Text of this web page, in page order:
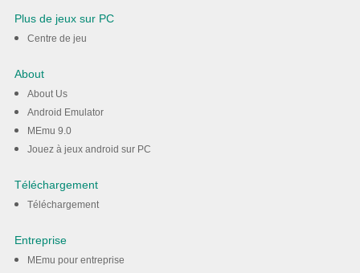
Plus de jeux sur PC
Centre de jeu
About
About Us
Android Emulator
MEmu 9.0
Jouez à jeux android sur PC
Téléchargement
Téléchargement
Entreprise
MEmu pour entreprise